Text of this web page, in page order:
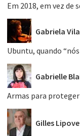
Em 2018, em vez de
Gabriela
Ubuntu, quando
Gabrielle
Armas para
Gilles